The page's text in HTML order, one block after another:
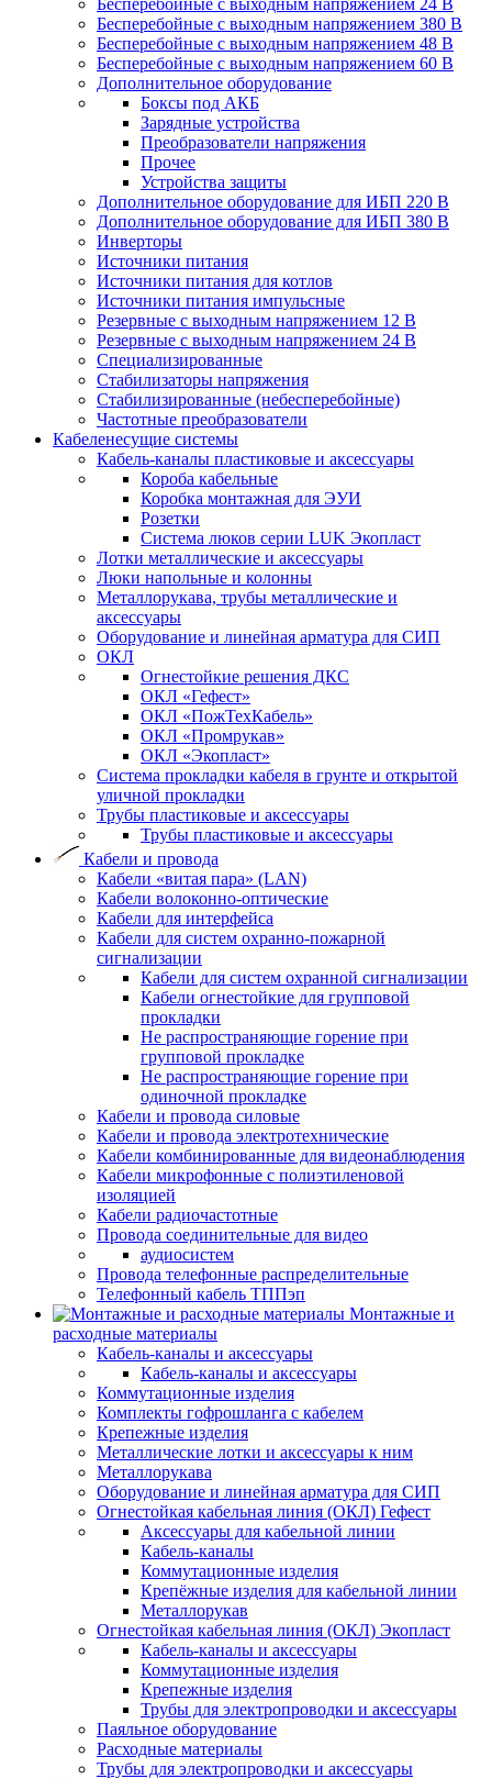
Бесперебойные с выходным напряжением 24 В
Бесперебойные с выходным напряжением 380 В
Бесперебойные с выходным напряжением 48 В
Бесперебойные с выходным напряжением 60 В
Дополнительное оборудование
Боксы под АКБ
Зарядные устройства
Преобразователи напряжения
Прочее
Устройства защиты
Дополнительное оборудование для ИБП 220 В
Дополнительное оборудование для ИБП 380 В
Инверторы
Источники питания
Источники питания для котлов
Источники питания импульсные
Резервные с выходным напряжением 12 В
Резервные с выходным напряжением 24 В
Специализированные
Стабилизаторы напряжения
Стабилизированные (небесперебойные)
Частотные преобразователи
Кабеленесущие системы
Кабель-каналы пластиковые и аксессуары
Короба кабельные
Коробка монтажная для ЭУИ
Розетки
Система люков серии LUK Экопласт
Лотки металлические и аксессуары
Люки напольные и колонны
Металлорукава, трубы металлические и
аксессуары
Оборудование и линейная арматура для СИП
ОКЛ
Огнестойкие решения ДКС
ОКЛ «Гефест»
ОКЛ «ПожТехКабель»
ОКЛ «Промрукав»
ОКЛ «Экопласт»
Система прокладки кабеля в грунте и открытой
уличной прокладки
Трубы пластиковые и аксессуары
Трубы пластиковые и аксессуары
Кабели и провода
Кабели «витая пара» (LAN)
Кабели волоконно-оптические
Кабели для интерфейса
Кабели для систем охранно-пожарной
сигнализации
Кабели для систем охранной сигнализации
Кабели огнестойкие для групповой
прокладки
Не распространяющие горение при
групповой прокладке
Не распространяющие горение при
одиночной прокладке
Кабели и провода силовые
Кабели и провода электротехнические
Кабели комбинированные для видеонаблюдения
Кабели микрофонные с полиэтиленовой
изоляцией
Кабели радиочастотные
Провода соединительные для видео
аудиосистем
Провода телефонные распределительные
Телефонный кабель ТППэп
Монтажные и
расходные материалы
Кабель-каналы и аксессуары
Кабель-каналы и аксессуары
Коммутационные изделия
Комплекты гофрошланга с кабелем
Крепежные изделия
Металлические лотки и аксессуары к ним
Металлорукава
Оборудование и линейная арматура для СИП
Огнестойкая кабельная линия (ОКЛ) Гефест
Аксессуары для кабельной линии
Кабель-каналы
Коммутационные изделия
Крепёжные изделия для кабельной линии
Металлорукав
Огнестойкая кабельная линия (ОКЛ) Экопласт
Кабель-каналы и аксессуары
Коммутационные изделия
Крепежные изделия
Трубы для электропроводки и аксессуары
Паяльное оборудование
Расходные материалы
Трубы для электропроводки и аксессуары